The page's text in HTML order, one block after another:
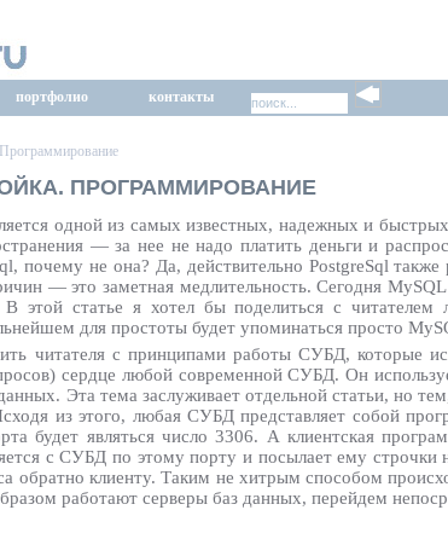
портфолио контакты
ПРОГРАММИРОВАНИЕ
одной из самых известных, надежных и
— за нее не надо платить деньги и
почему не она? Да, действительно PostgreSql
— это заметная медлительность. Сегодня
В этой статье я хотел бы поделиться с
для простоты будет упоминаться просто
читателя с принципами работы СУБД, которые
сердце любой современной СУБД. Он
Эта тема заслуживает отдельной статьи, но
из этого, любая СУБД представляет собой
будет являться число 3306. А клиентская
с СУБД по этому порту и посылает ему
обратно клиенту. Таким не хитрым способом
работают серверы баз данных, перейдем